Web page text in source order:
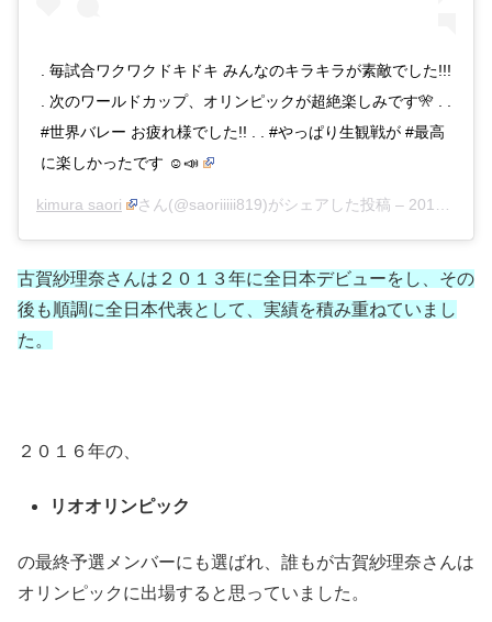
. 毎試合ワクワクドキドキ みんなのキラキラが素敵でした!!!
. 次のワールドカップ、オリンピックが超絶楽しみです🎌 . .
#世界バレー お疲れ様でした!! . . #やっぱり生観戦が #最高
に楽しかったです ☺️📣
kimura saori さん(@saoriiiii819)がシェアした投稿 – 2018年10月月19日午後8時58分PDT
古賀紗理奈さんは２０１３年に全日本デビューをし、その
後も順調に全日本代表として、実績を積み重ねていまし
た。
２０１６年の、
リオオリンピック
の最終予選メンバーにも選ばれ、誰もが古賀紗理奈さんは
オリンピックに出場すると思っていました。